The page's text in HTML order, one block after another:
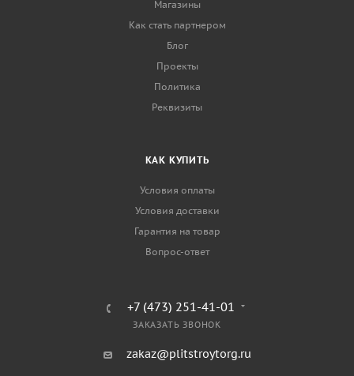
Магазины
Как стать партнером
Блог
Проекты
Политика
Реквизиты
КАК КУПИТЬ
Условия оплаты
Условия доставки
Гарантия на товар
Вопрос-ответ
+7 (473) 251-41-01
ЗАКАЗАТЬ ЗВОНОК
zakaz@plitstroytorg.ru